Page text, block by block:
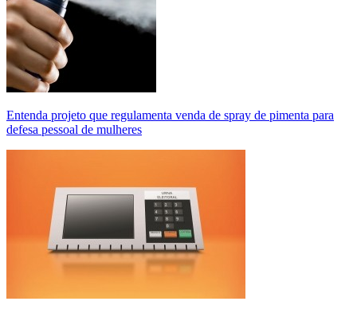
Entenda projeto que regulamenta venda de spray de pimenta para
defesa pessoal de mulheres